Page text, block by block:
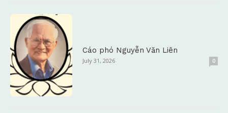
Cáo phó Nguyễn Văn Liên
July 31, 2026 0